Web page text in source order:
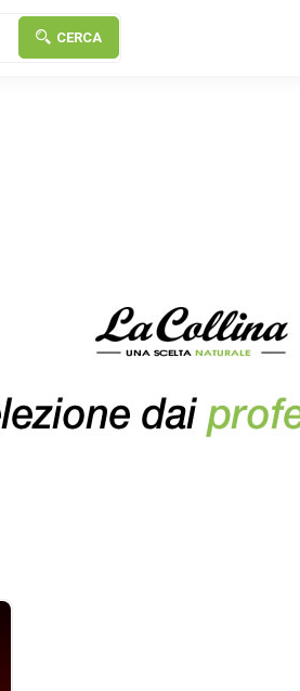
CERCA